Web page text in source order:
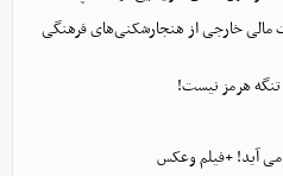
خارجی از هنجارشکنی‌های فرهنگی
تنگه هرمز نیست!
می آید! +فیلم وعکس